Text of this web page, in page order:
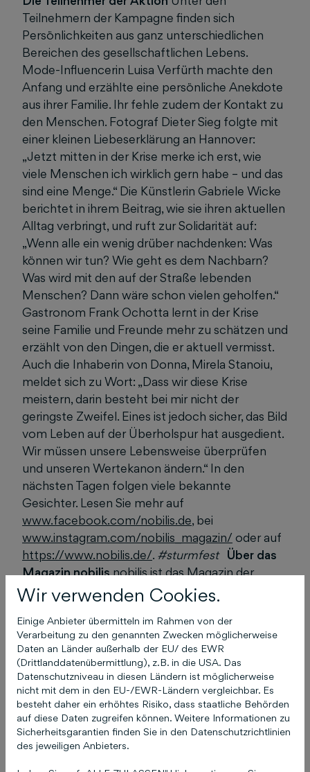
Teilnehmern der Kampagne finden sich
Persönlichkeiten aus ganz unterschiedlichen
Bereichen des gesellschaftlichen Lebens.
Mode-Influencerin Luisa Verfürth machte den
Anfang und erzählte eine persönliche Anekdote
aus ihrer Familie. Ihr fehle zudem der Kontakt zu
den Menschen. Fotograf Dieter Sieg folgte mit
einer kleinen Liebeserklärung an Hannover:
„Jetzt mitten in der Krise merke ich erst, wie
viele Menschen ich wirklich gern habe – und das
sind eine Menge.“ Die Künstlerin Gabriele Wicke
berichtet in ihrem Beitrag, wie sie ihren aktuellen
Alltag verbringt, und ruft zur Solidarität auf:
„Wenn alle ein wenig drüber nachdenken: Was
können wir tun? Wie geht es dem Nachbarn?
Was wird mit den auf der Straße lebenden
Menschen? Dann wäre schon vielen geholfen.“
Gastronom Frank Ochotta lernt in der Krise
seine Familie und Freunde mehr zu schätzen und
erzählt von den Dingen, die er aktuell vermisst.
Auch die Inhaberin von Donna, Mirela Stanoiu,
meldet sich zu Wort: „Dass wir diese Krise
meistern, darin besteht bei mir nicht der
geringste Zweifel. Eines ist jedoch sicher, das Bild
vom Leben auf der Überholspur hat ausgedient.
Wir müssen unsere Lebensweise überprüfen
und unseren Wertekanon ändern.“ In den
nächsten Tagen folgen viele bekannte
Gesichter. Lesen Sie mehr auf
www.facebook.com/nobilis.de, bei
www.instagram.com/nobilis_magazin/ oder auf
https://www.nobilis.de/. #sturmfest
Über das
Magazin nobilisnobilis ist das Magazin der
feinen Lebensart aus Hannover und seit über 40
gesellschaftlichen und kulturellen Leben der
Region. nobilis informiert über die schönen und
exklusiven Seiten des Lebens: hochwertige
Mode und Kosmetik, erlesene Interieurs, edle
Automobile, ausgewählte Gastronomie,
besondere Reisen, noble Immobilien und
hochkarätige Kapitalanlagen. nobilis porträtiert
Künstler und Persönlichkeiten, kompetent und
Wir verwenden Cookies.
Einige Anbieter übermitteln im Rahmen von der
Verarbeitung zu den genannten Zwecken möglicherweise
Daten an Länder außerhalb der EU/ des EWR
(Drittlanddatenübermittlung), z.B. in die USA. Das
Datenschutzniveau in diesen Ländern ist möglicherweise
nicht mit dem in den EU-/EWR-Ländern vergleichbar. Es
besteht daher ein erhöhtes Risiko, dass staatliche Behörden
auf diese Daten zugreifen können. Weitere Informationen zu
Sicherheitsgarantien finden Sie in den Datenschutzrichtlinien
des jeweiligen Anbieters.